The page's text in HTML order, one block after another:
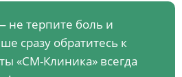
не терпите боль и
сразу обратитесь к
«СМ-Клиника» всегда